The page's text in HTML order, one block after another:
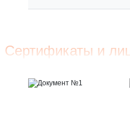
Сертификаты и